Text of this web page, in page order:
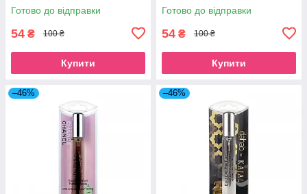
Готово до відправки
54 ₴ 100 ₴
Купити
Готово до відправки
54 ₴ 100 ₴
Купити
–46% –46%